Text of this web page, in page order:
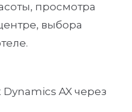
просмотра
выбора
AX через